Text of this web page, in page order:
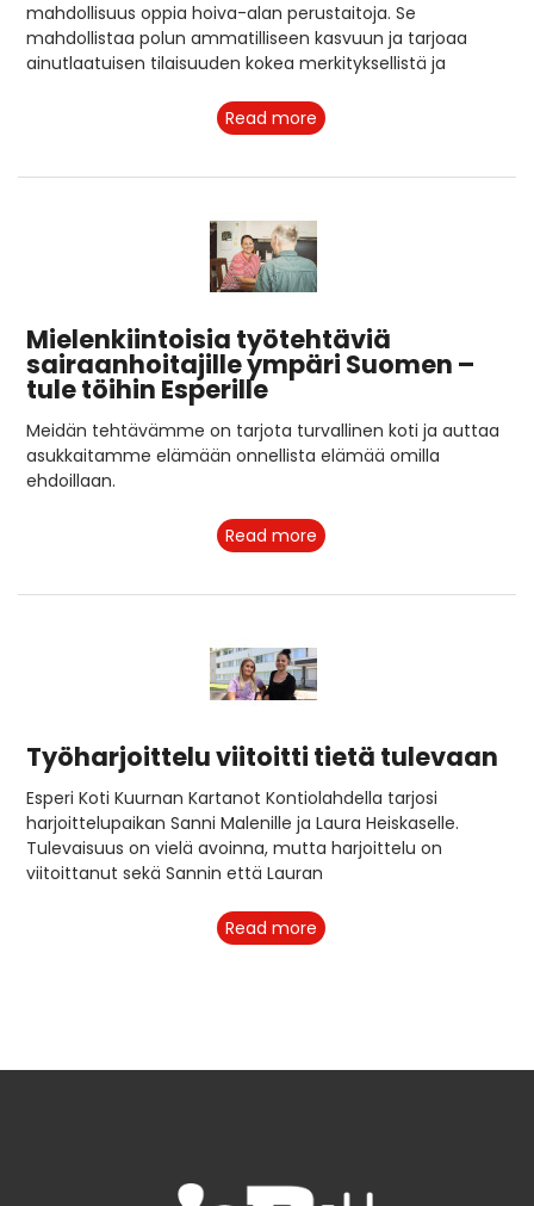
mahdollisuus oppia hoiva-alan perustaitoja. Se
mahdollistaa polun ammatilliseen kasvuun ja tarjoaa
ainutlaatuisen tilaisuuden kokea merkityksellistä ja
Read more
Mielenkiintoisia työtehtäviä
sairaanhoitajille ympäri Suomen –
tule töihin Esperille
Meidän tehtävämme on tarjota turvallinen koti ja auttaa
asukkaitamme elämään onnellista elämää omilla
ehdoillaan.
Read more
Työharjoittelu viitoitti tietä tulevaan
Esperi Koti Kuurnan Kartanot Kontiolahdella tarjosi
harjoittelupaikan Sanni Malenille ja Laura Heiskaselle.
Tulevaisuus on vielä avoinna, mutta harjoittelu on
viitoittanut sekä Sannin että Lauran
Read more